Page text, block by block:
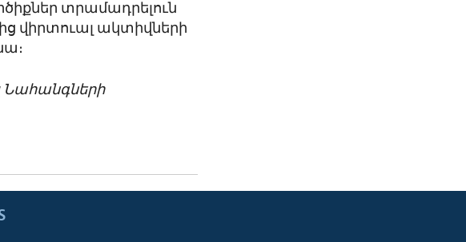
տրամադրելուն
վիրտուալ ակտիվների
Նահանգների